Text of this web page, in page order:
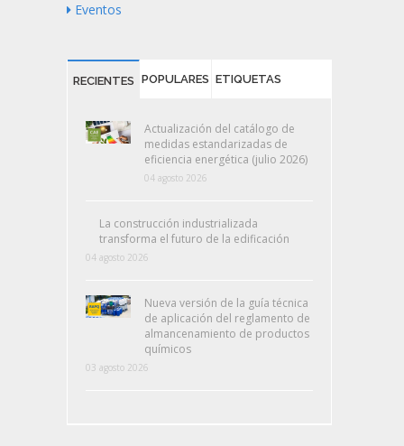
Eventos
RECIENTES POPULARES ETIQUETAS
Actualización del catálogo de
medidas estandarizadas de
eficiencia energética (julio 2026)
04 agosto 2026
La construcción industrializada
transforma el futuro de la edificación
04 agosto 2026
Nueva versión de la guía técnica
de aplicación del reglamento de
almancenamiento de productos
químicos
03 agosto 2026